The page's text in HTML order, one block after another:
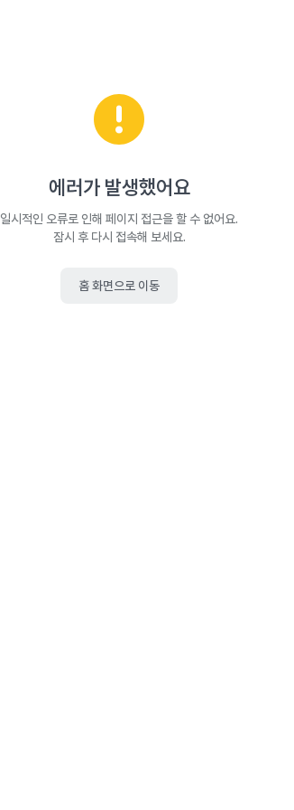
에러가 발생했어요
일시적인 오류로 인해 페이지 접근을 할 수 없어요.
잠시 후 다시 접속해 보세요.
홈 화면으로 이동